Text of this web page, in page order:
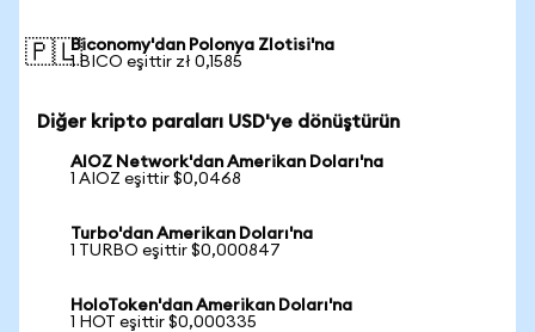
🇵🇱Biconomy'dan Polonya Zlotisi'na
1 BICO eşittir zł 0,1585
Diğer kripto paraları USD'ye dönüştürün
AIOZ Network'dan Amerikan Doları'na
1 AIOZ eşittir $0,0468
Turbo'dan Amerikan Doları'na
1 TURBO eşittir $0,000847
HoloToken'dan Amerikan Doları'na
1 HOT eşittir $0,000335